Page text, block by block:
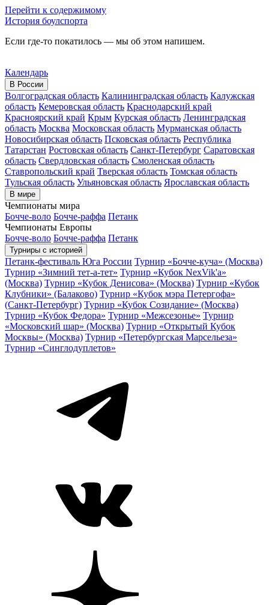
Перейти к содержимому
История боулспорта
Если где-то покатилось — мы об этом напишем.
Календарь
В России
Волгоградская область Калининградская область Калужская
область Кемеровская область Краснодарский край
Красноярский край Крым Курская область Ленинградская
область Москва Московская область Мурманская область
Новосибирская область Псковская область Республика
Татарстан Ростовская область Санкт-Петербург Саратовская
область Свердловская область Смоленская область
Ставропольский край Тверская область Томская область
Тульская область Ульяновская область Ярославская область
В мире
Чемпионаты мира
Бочче-воло Бочче-раффа Петанк
Чемпионаты Европы
Бочче-воло Бочче-раффа Петанк
Турниры с историей
Петанк-фестиваль Юга России Турнир «Бочче-куча» (Москва)
Турнир «Зимний тет-а-тет» Турнир «Кубок NexVik'a»
(Москва) Турнир «Кубок Денисова» (Москва) Турнир «Кубок
Клубники» (Балаково) Турнир «Кубок мэра Петергофа»
(Санкт-Петербург) Турнир «Кубок Созидание» (Москва)
Турнир «Кубок Федора» Турнир «Межсезонье» Турнир
«Московский шар» (Москва) Турнир «Открытый Кубок
Москвы» (Москва) Турнир «Петербургская Марсельеза»
Турнир «Синглодуплетов»